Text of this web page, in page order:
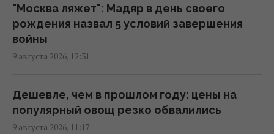
В Одесской области из-за атаки РФ
ограничено движение к пунктам пропуска
с Молдовой, – ГПСУ
"Мы выстоим, Москва ляжет": Мадяр назва л
5 условий завершения войны
"Москва ляжет": Мадяр в день своего
рождения назва л 5 условий завершения
войны
9 августа 2026, 12:31
Дешевле, чем в прошлом году: цены на
популярный овощ резко обвалились
9 августа 2026, 11:17